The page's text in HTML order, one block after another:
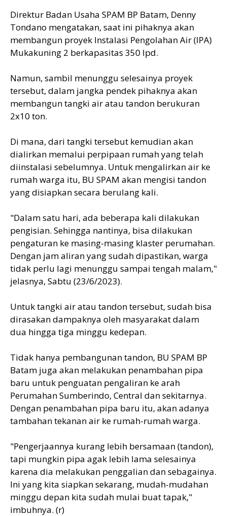
Direktur Badan Usaha SPAM BP Batam, Denny
Tondano mengatakan, saat ini pihaknya akan
membangun proyek Instalasi Pengolahan Air (IPA)
Mukakuning 2 berkapasitas 350 lpd.
Namun, sambil menunggu selesainya proyek
tersebut, dalam jangka pendek pihaknya akan
membangun tangki air atau tandon berukuran
2x10 ton.
Di mana, dari tangki tersebut kemudian akan
dialirkan memalui perpipaan rumah yang telah
diinstalasi sebelumnya. Untuk mengalirkan air ke
rumah warga itu, BU SPAM akan mengisi tandon
yang disiapkan secara berulang kali.
"Dalam satu hari, ada beberapa kali dilakukan
pengisian. Sehingga nantinya, bisa dilakukan
pengaturan ke masing-masing klaster perumahan.
Dengan jam aliran yang sudah dipastikan, warga
tidak perlu lagi menunggu sampai tengah malam,"
jelasnya, Sabtu (23/6/2023).
Untuk tangki air atau tandon tersebut, sudah bisa
dirasakan dampaknya oleh masyarakat dalam
dua hingga tiga minggu kedepan.
Tidak hanya pembangunan tandon, BU SPAM BP
Batam juga akan melakukan penambahan pipa
baru untuk penguatan pengaliran ke arah
Perumahan Sumberindo, Central dan sekitarnya.
Dengan penambahan pipa baru itu, akan adanya
tambahan tekanan air ke rumah-rumah warga.
"Pengerjaannya kurang lebih bersamaan (tandon),
tapi mungkin pipa agak lebih lama selesainya
karena dia melakukan penggalian dan sebagainya.
Ini yang kita siapkan sekarang, mudah-mudahan
minggu depan kita sudah mulai buat tapak,"
imbuhnya. (r)